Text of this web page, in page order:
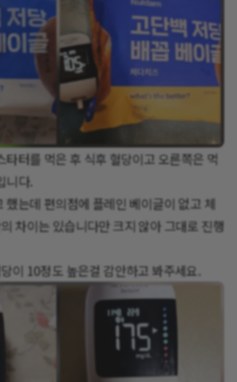
타터를 먹은 후 식후 혈당이고 오른쪽은 먹
니다.
했는데 편의점에 플레인 베이글이 없고 체
차이는 있습니다만 크지 않아 그대로 진행
이 10정도 높은걸 감안하고 봐주세요.